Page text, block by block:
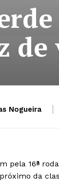
Nogueira
pela 16ª
da